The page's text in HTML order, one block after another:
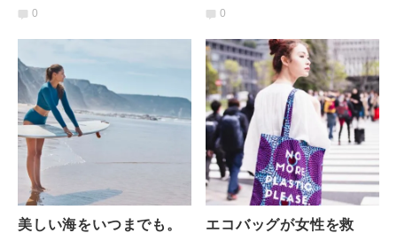
ステナブルウィッシュを
0
した背景とは
0
美しい海をいつまでも。
エコバッグが女性を救